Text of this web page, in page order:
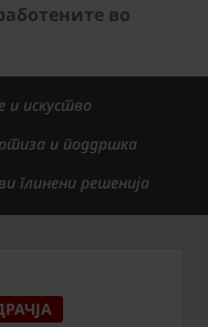
во
и искуство
и поддршка
глинени решенија